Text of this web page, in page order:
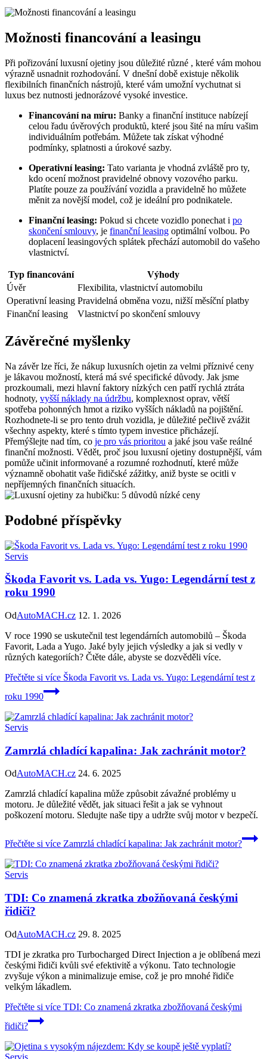
Možnosti financování a leasingu
Při pořizování luxusní ojetiny jsou důležité různé , které vám mohou
výrazně usnadnit rozhodování. V dnešní době existuje několik
flexibilních finančních nástrojů, které vám umožní vychutnat si
luxus bez nutnosti jednorázové vysoké investice.
Financování na míru: Banky a finanční instituce nabízejí
celou řadu úvěrových produktů, které jsou šité na míru vašim
individuálním potřebám. Můžete tak získat výhodné
podmínky, splatnosti a úrokové sazby.
Operativní leasing: Tato varianta je vhodná zvláště pro ty,
kdo ocení možnost pravidelné obnovy vozového parku.
Platíte pouze za používání vozidla a pravidelně ho můžete
měnit za novější model, což je ideální pro podnikatele.
Finanční leasing: Pokud si chcete vozidlo ponechat i po
skončení smlouvy, je finanční leasing optimální volbou. Po
doplacení leasingových splátek přechází automobil do vašeho
vlastnictví.
Typ financování
Výhody
Úvěr
Flexibilita, vlastnictví automobilu
Operativní leasing Pravidelná obměna vozu, nižší měsíční platby
Finanční leasing
Vlastnictví po skončení smlouvy
Závěrečné myšlenky
Na závěr lze říci, že nákup luxusních ojetin za velmi příznivé ceny
je lákavou možností, která má své specifické důvody. Jak jsme
prozkoumali, mezi hlavní faktory nízkých cen patří rychlá ztráta
hodnoty, vyšší náklady na údržbu, komplexnost oprav, větší
spotřeba pohonných hmot a riziko vyšších nákladů na pojištění.
Rozhodnete-li se pro tento druh vozidla, je důležité pečlivě zvážit
všechny aspekty, které s tímto typem investice přicházejí.
Přemýšlejte nad tím, co je pro vás prioritou a jaké jsou vaše reálné
finanční možnosti. Vědět, proč jsou luxusní ojetiny dostupnější, vám
pomůže učinit informované a rozumné rozhodnutí, které může
významně obohatit vaše řidičské zážitky, aniž byste se ocitli v
nepříjemných finančních situacích.
Podobné příspěvky
Servis
Škoda Favorit vs. Lada vs. Yugo: Legendární test z
roku 1990
OdAutoMACH.cz 12. 1. 2026
V roce 1990 se uskutečnil test legendárních automobilů – Škoda
Favorit, Lada a Yugo. Jaké byly jejich výsledky a jak si vedly v
různých kategoriích? Čtěte dále, abyste se dozvěděli více.
Přečtěte si více Škoda Favorit vs. Lada vs. Yugo: Legendární test z
roku 1990
Servis
Zamrzlá chladící kapalina: Jak zachránit motor?
OdAutoMACH.cz 24. 6. 2025
Zamrzlá chladící kapalina může způsobit závažné problémy u
motoru. Je důležité vědět, jak situaci řešit a jak se vyhnout
poškození motoru. Sledujte naše tipy a udržte svůj motor v bezpečí.
Přečtěte si více Zamrzlá chladící kapalina: Jak zachránit motor?
Servis
TDI: Co znamená zkratka zbožňovaná českými
řidiči?
OdAutoMACH.cz 29. 8. 2025
TDI je zkratka pro Turbocharged Direct Injection a je oblíbená mezi
českými řidiči kvůli své efektivitě a výkonu. Tato technologie
zvyšuje výkon a minimalizuje emise, což je pro mnohé řidiče
velkým lákadlem.
Přečtěte si více TDI: Co znamená zkratka zbožňovaná českými
řidiči?
Servis